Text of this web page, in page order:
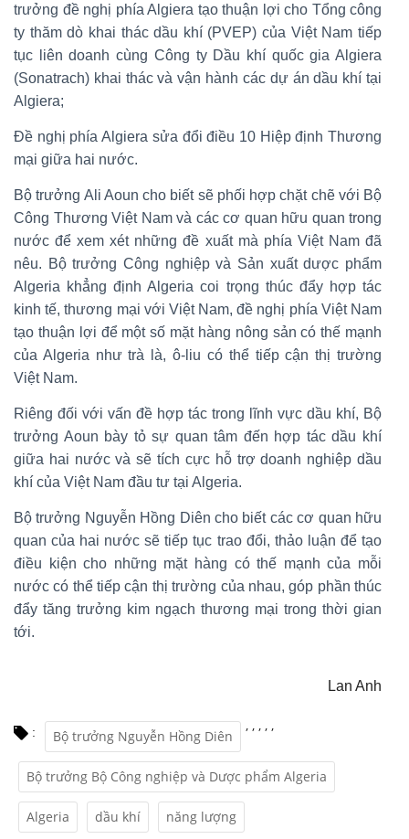
trưởng đề nghị phía Algiera tạo thuận lợi cho Tổng công
ty thăm dò khai thác dầu khí (PVEP) của Việt Nam tiếp
tục liên doanh cùng Công ty Dầu khí quốc gia Algiera
(Sonatrach) khai thác và vận hành các dự án dầu khí tại
Algiera;
Đề nghị phía Algiera sửa đổi điều 10 Hiệp định Thương
mại giữa hai nước.
Bộ trưởng Ali Aoun cho biết sẽ phối hợp chặt chẽ với Bộ
Công Thương Việt Nam và các cơ quan hữu quan trong
nước để xem xét những đề xuất mà phía Việt Nam đã
nêu. Bộ trưởng Công nghiệp và Sản xuất dược phẩm
Algeria khẳng định Algeria coi trọng thúc đẩy hợp tác
kinh tế, thương mại với Việt Nam, đề nghị phía Việt Nam
tạo thuận lợi để một số mặt hàng nông sản có thế mạnh
của Algeria như trà là, ô-liu có thể tiếp cận thị trường
Việt Nam.
Riêng đối với vấn đề hợp tác trong lĩnh vực dầu khí, Bộ
trưởng Aoun bày tỏ sự quan tâm đến hợp tác dầu khí
giữa hai nước và sẽ tích cực hỗ trợ doanh nghiệp dầu
khí của Việt Nam đầu tư tại Algeria.
Bộ trưởng Nguyễn Hồng Diên cho biết các cơ quan hữu
quan của hai nước sẽ tiếp tục trao đổi, thảo luận để tạo
điều kiện cho những mặt hàng có thế mạnh của mỗi
nước có thể tiếp cận thị trường của nhau, góp phần thúc
đẩy tăng trưởng kim ngạch thương mại trong thời gian
tới.
Lan Anh
: Bộ trưởng Nguyễn Hồng Diên
,
Bộ trưởng Bộ Công nghiệp và Dược phẩm Algeria
,
Algeria
,
dầu khí
,
năng lượng
,